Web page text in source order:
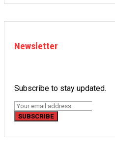
Newsletter
Subscribe to stay updated.
SUBSCRIBE